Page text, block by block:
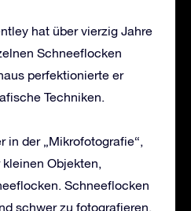
hat über vierzig Jahre
Schneeflocken
perfektionierte er
Techniken.
in der „Mikrofotografie“,
Objekten,
Schneeflocken
schwer zu fotografieren,